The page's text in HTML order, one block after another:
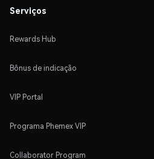
Serviços
Rewards Hub
Bônus de indicação
VIP Portal
Programa Phemex VIP
Collaborator Program